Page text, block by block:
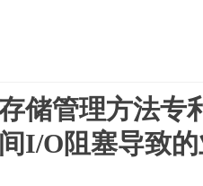
储管理方法专
I/O阻塞导致